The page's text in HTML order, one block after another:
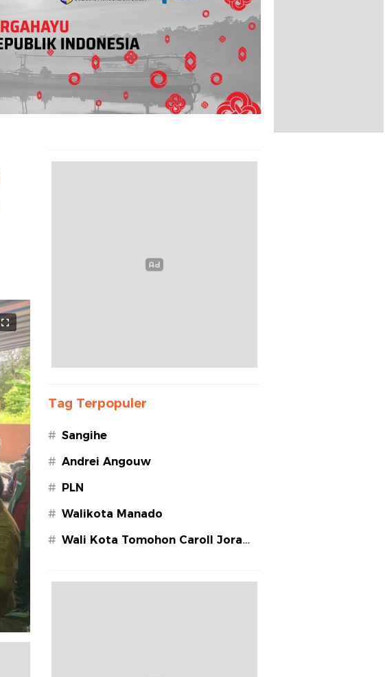
Tag Terpopuler
# Sangihe
# Andrei Angouw
# PLN
# Walikota Manado
# Wali Kota Tomohon Caroll Joram